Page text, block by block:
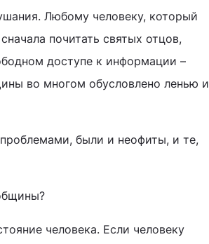
Любому человеку, который
почитать святых отцов,
доступе к информации –
во многом обусловлено ленью и
были и неофиты, и те,
человека. Если человеку